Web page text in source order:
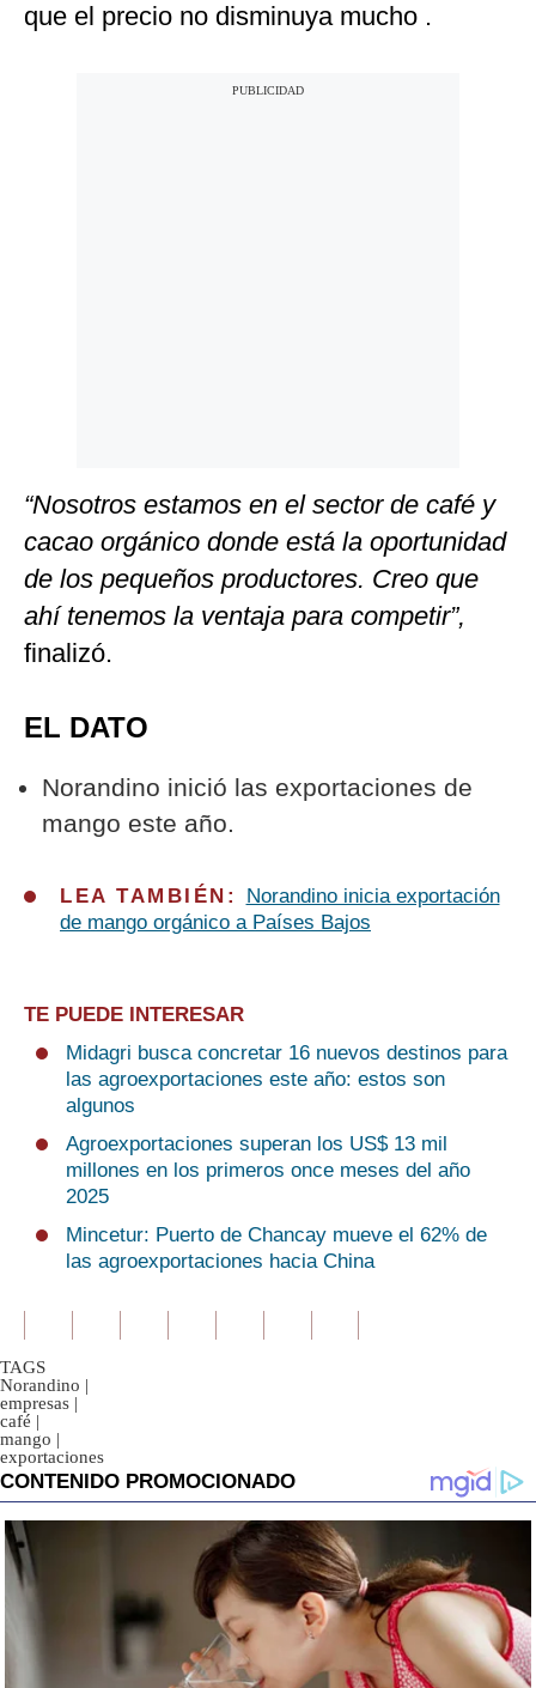
que el precio no disminuya mucho .
“Nosotros estamos en el sector de café y
cacao orgánico donde está la oportunidad
de los pequeños productores. Creo que
ahí tenemos la ventaja para competir”,
finalizó.
EL DATO
Norandino inició las exportaciones de
mango este año.
LEA TAMBIÉN:
Norandino inicia exportación
de mango orgánico a Países Bajos
TE PUEDE INTERESAR
Midagri busca concretar 16 nuevos destinos para
las agroexportaciones este año: estos son
algunos
Agroexportaciones superan los US$ 13 mil
millones en los primeros once meses del año
2025
Mincetur: Puerto de Chancay mueve el 62% de
las agroexportaciones hacia China
TAGS
Norandino |
empresas |
café |
mango |
exportaciones